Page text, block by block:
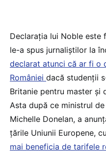
Declarația lui Noble
le-a spus jurnaliștilor la
declarat atunci că ar fi o
României dacă studenții
Britanie pentru master și
Asta după ce ministrul
Michelle Donelan, a
țările Uniunii Europene,
mai beneficia de tarifele